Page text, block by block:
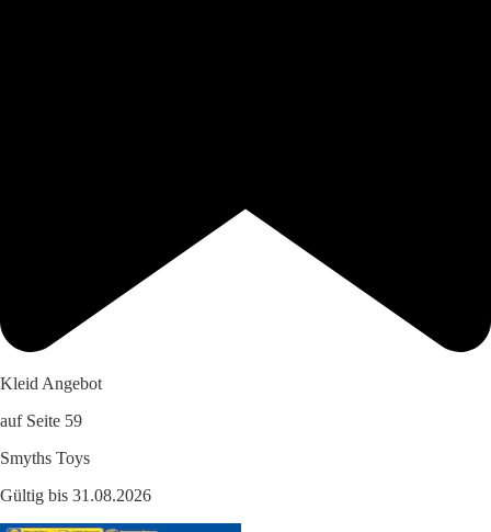
Kleid Angebot
auf Seite 59
Smyths Toys
Gültig bis 31.08.2026